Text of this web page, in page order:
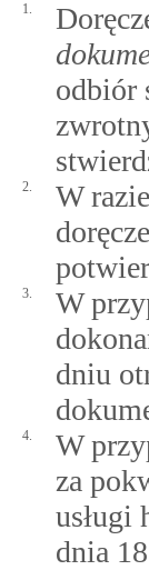
1.
odbiór
2.
W
3.
W
dniu
4.
W
za
usługi
dnia